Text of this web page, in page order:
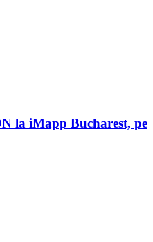
la iMapp Bucharest, pe